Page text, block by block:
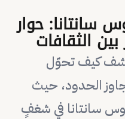
سانتانا: حوار
الثقافات
كيف تحوّل
الحدود، حيث
سانتانا في شغفٍ